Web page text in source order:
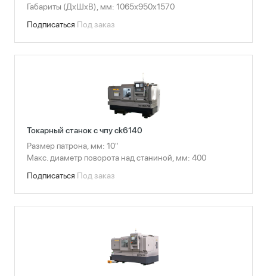
Габариты (ДхШхВ), мм: 1065х950х1570
Подписаться Под заказ
Токарный станок с чпу ck6140
Размер патрона, мм: 10"
Макс. диаметр поворота над станиной, мм: 400
Подписаться Под заказ